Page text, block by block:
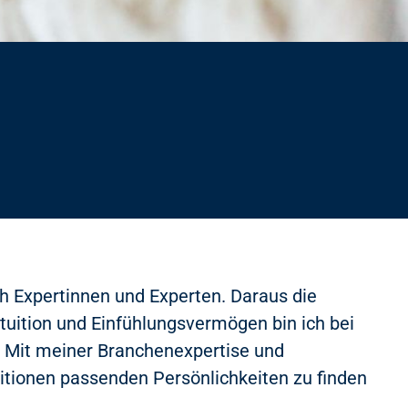
und Experten. Daraus die
und Einfühlungsvermögen bin ich bei
meiner Branchenexpertise und
passenden Persönlichkeiten zu finden